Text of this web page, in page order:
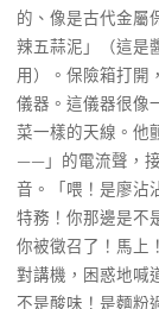
的、像是古代金屬
辣五蒜泥」（這是
用）。保險箱打開
儀器。這儀器很像
菜一樣的天線。他
——」的電流聲，
音。「喂！是廖沾
特務！你那邊是不
你被徵召了！馬上
對講機，困惑地喊
不是酸味！是麵粉